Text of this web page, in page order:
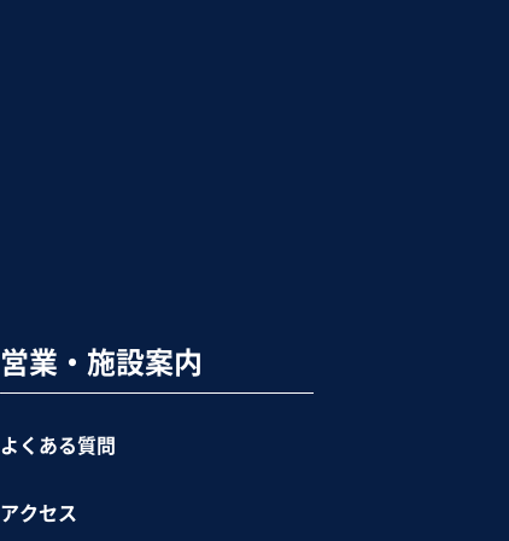
営業・施設案内
よくある質問
アクセス